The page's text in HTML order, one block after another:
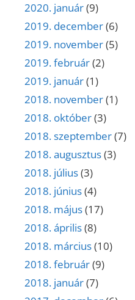
2020. január(9)
2019. december(6)
2019. november(5)
2019. február(2)
2019. január(1)
2018. november(1)
2018. október(3)
2018. szeptember(7)
2018. augusztus(3)
2018. július(3)
2018. június(4)
2018. május(17)
2018. április(8)
2018. március(10)
2018. február(9)
2018. január(7)